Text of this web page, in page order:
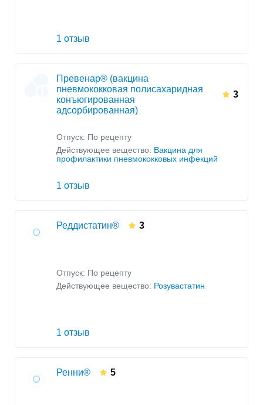
1 отзыв
Превенар® (вакцина
пневмококковая полисахаридная
конъюгированная
адсорбированная)
3
Отпуск: По рецепту
Действующее вещество: Вакцина для
профилактики пневмококковых инфекций
1 отзыв
Реддистатин® 3
Отпуск: По рецепту
Действующее вещество: Розувастатин
1 отзыв
Ренни® 5